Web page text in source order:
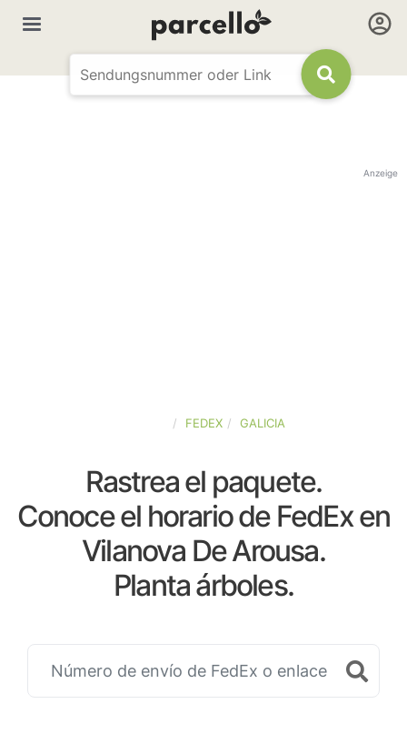
Anzeige
FEDEX GALICIA
Rastrea el paquete.
Conoce el horario de FedEx en
Vilanova De Arousa.
Planta árboles.